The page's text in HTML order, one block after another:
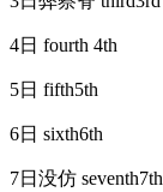
4日 fourth 4th
5日 fifth5th
6日 sixth6th
7日没仿 seventh7th